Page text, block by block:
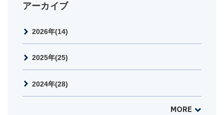
アーカイブ
2026年(14)
2025年(25)
2024年(28)
MORE